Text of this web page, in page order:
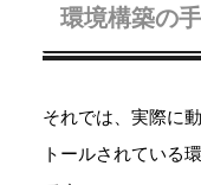
環境構築の
それでは、実際に
トールされている